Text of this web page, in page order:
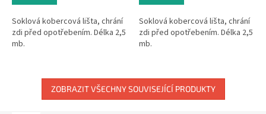
Soklová kobercová lišta, chrání
zdi před opotřebením. Délka 2,5
mb.
Soklová kobercová lišta, chrání
zdi před opotřebením. Délka 2,5
mb.
ZOBRAZIT VŠECHNY SOUVISEJÍCÍ PRODUKTY